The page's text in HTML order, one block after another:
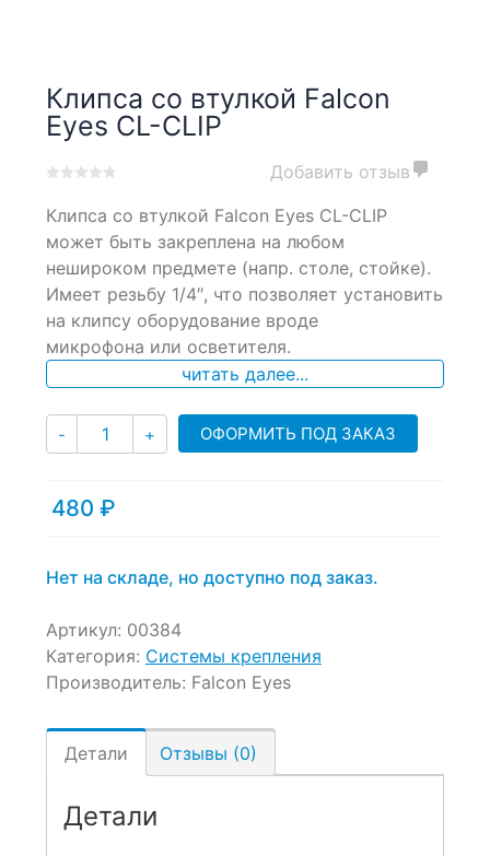
Клипса со втулкой Falcon
Eyes CL-CLIP
out
on
customer
ratings
Добавить отзыв
Клипса со втулкой Falcon Eyes CL-CLIP
может быть закреплена на любом
нешироком предмете (напр. столе, стойке).
Имеет резьбу 1/4″, что позволяет установить
на клипсу оборудование вроде
микрофона или осветителя.
читать далее...
- Количество
+ ОФОРМИТЬ ПОД ЗАКАЗ
480 ₽
Нет на складе, но доступно под заказ.
Артикул: 00384
Категория: Системы крепления
Производитель: Falcon Eyes
Детали Отзывы (0)
Детали